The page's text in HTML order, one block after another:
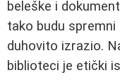
beleške i
tako budu spremni
duhovito izrazio.
biblioteci je etički